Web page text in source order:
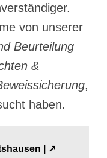
von unserer
Beurteilung
&
,
haben.
| ↗️